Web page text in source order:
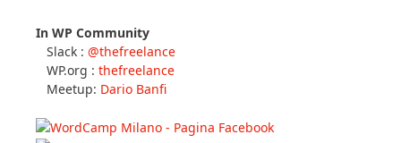
In WP Community
Slack : @thefreelance
WP.org : thefreelance
Meetup: Dario Banfi